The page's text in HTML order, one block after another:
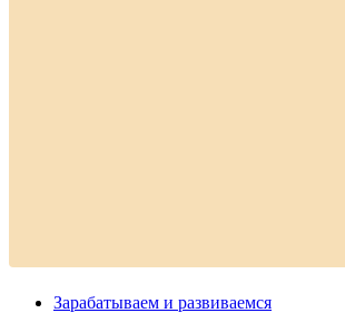
Зарабатываем и развиваемся